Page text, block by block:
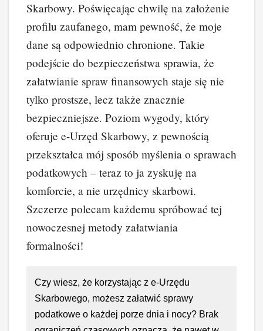
Skarbowy. Poświęcając chwilę na założenie
profilu zaufanego, mam pewność, że moje
dane są odpowiednio chronione. Takie
podejście do bezpieczeństwa sprawia, że
załatwianie spraw finansowych staje się nie
tylko prostsze, lecz także znacznie
bezpieczniejsze. Poziom wygody, który
oferuje e-Urzęd Skarbowy, z pewnością
przekształca mój sposób myślenia o sprawach
podatkowych – teraz to ja zyskuję na
komforcie, a nie urzędnicy skarbowi.
Szczerze polecam każdemu spróbować tej
nowoczesnej metody załatwiania
formalności!
Czy wiesz, że korzystając z e-Urzędu
Skarbowego, możesz załatwić sprawy
podatkowe o każdej porze dnia i nocy? Brak